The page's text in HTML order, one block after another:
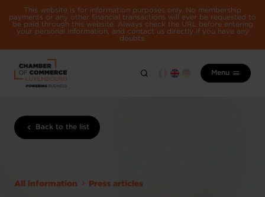
This website is for information purposes only. No membership
payments or any other financial transactions will ever be requested to
be paid through this website. Always check the URL before entering
your personal information, and contact us directly if you have any
doubts.
Menu
Back to the list
All information Press articles